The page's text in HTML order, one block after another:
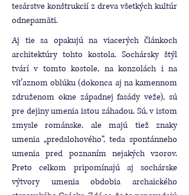
tesárstve konštrukcií z dreva všetkých kultúr
odnepamäti.
Aj tie sa opakujú na viacerých článkoch
architektúry tohto kostola. Sochársky štýl
tvárí v tomto kostole, na konzolách i na
víťaznom oblúku (dokonca aj na kamennom
združenom okne západnej fasády veže), sú
pre dejiny umenia istou záhadou. Sú, v istom
zmysle románske, ale majú tiež znaky
umenia „predslohového“, teda spontánneho
umenia pred poznaním nejakých vzorov.
Preto celkom pripomínajú aj sochárske
výtvory umenia obdobia archaického